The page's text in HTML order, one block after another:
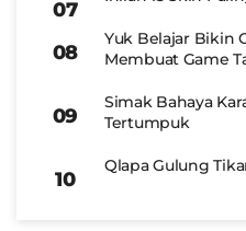
Yuk Belajar Bikin
Membuat Game
Simak Bahaya
Tertumpuk
Qlapa Gulung